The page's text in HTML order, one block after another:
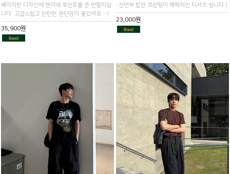
베이직한 디자인에 헨리넥 포인트를 준 반팔티입
니다. 고급스럽고 탄탄한 원단감이 좋았어요 :-)
35,900원
-전면부 힙한 프린팅이 매력적인 티셔츠 입니다:)
23,000원